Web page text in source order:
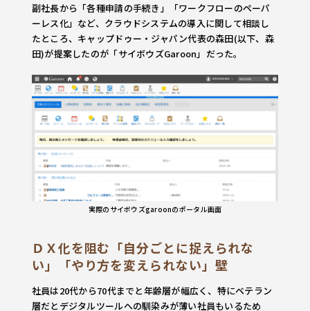
副社長から「各種申請の手続き」「ワークフローのペーパ
ーレス化」など、クラウドシステムの導入に関して相談し
たところ、キャップドゥー・ジャパン代表の森田(以下、森
田)が提案したのが「サイボウズGaroon」だった。
実際のサイボウズgaroonのポータル画面
ＤＸ化を阻む「自分ごとに捉えられな
い」「やり方を変えられない」壁
社員は20代から70代までと年齢層が幅広く、特にベテラン
層だとデジタルツールへの馴染みが薄い社員もいるため